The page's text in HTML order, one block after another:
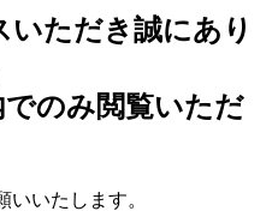
いただき誠にあり
のみ閲覧いただ
いいたします。